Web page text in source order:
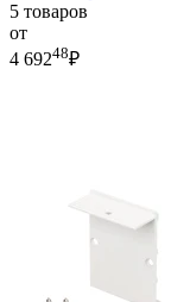
5 товаров
от
4 69248₽